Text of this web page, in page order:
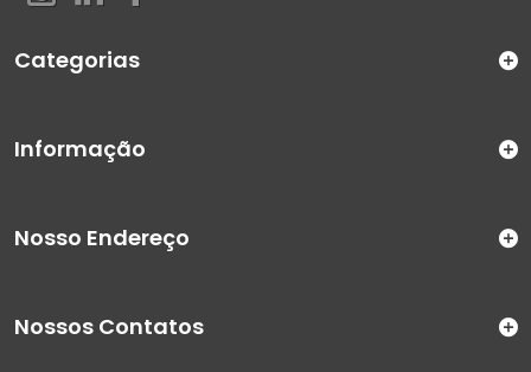
Categorias
Informação
Nosso Endereço
Nossos Contatos